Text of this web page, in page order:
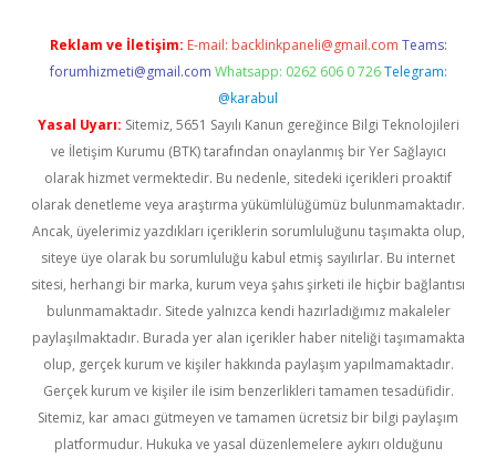
Reklam ve İletişim: E-mail: backlinkpaneli@gmail.com Teams:
forumhizmeti@gmail.com Whatsapp: 0262 606 0 726 Telegram:
@karabul
Yasal Uyarı: Sitemiz, 5651 Sayılı Kanun gereğince Bilgi Teknolojileri
ve İletişim Kurumu (BTK) tarafından onaylanmış bir Yer Sağlayıcı
olarak hizmet vermektedir. Bu nedenle, sitedeki içerikleri proaktif
olarak denetleme veya araştırma yükümlülüğümüz bulunmamaktadır.
Ancak, üyelerimiz yazdıkları içeriklerin sorumluluğunu taşımakta olup,
siteye üye olarak bu sorumluluğu kabul etmiş sayılırlar. Bu internet
sitesi, herhangi bir marka, kurum veya şahıs şirketi ile hiçbir bağlantısı
bulunmamaktadır. Sitede yalnızca kendi hazırladığımız makaleler
paylaşılmaktadır. Burada yer alan içerikler haber niteliği taşımamakta
olup, gerçek kurum ve kişiler hakkında paylaşım yapılmamaktadır.
Gerçek kurum ve kişiler ile isim benzerlikleri tamamen tesadüfidir.
Sitemiz, kar amacı gütmeyen ve tamamen ücretsiz bir bilgi paylaşım
platformudur. Hukuka ve yasal düzenlemelere aykırı olduğunu